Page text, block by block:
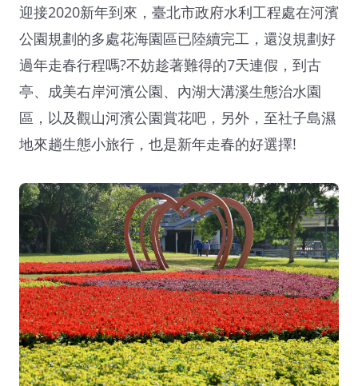
迎接2020新年到來，臺北市政府水利工程處在河濱
公園規劃的多處花海園區已陸續完工，還沒規劃好
過年走春行程嗎?不妨趁著難得的7天連假，到古
亭、成美右岸河濱公園、內湖大溝溪生態治水園
區，以及觀山河濱公園賞花吧，另外，至社子島濕
地來趟生態小旅行，也是新年走春的好選擇!